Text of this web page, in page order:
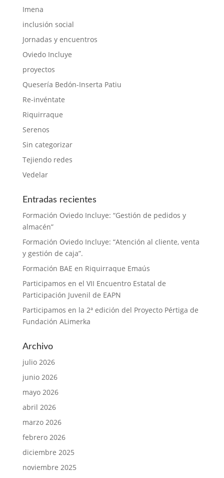
Imena
inclusión social
Jornadas y encuentros
Oviedo Incluye
proyectos
Quesería Bedón-Inserta Patiu
Re-invéntate
Riquirraque
Serenos
Sin categorizar
Tejiendo redes
Vedelar
Entradas recientes
Formación Oviedo Incluye: “Gestión de pedidos y
almacén”
Formación Oviedo Incluye: “Atención al cliente, venta
y gestión de caja”.
Formación BAE en Riquirraque Emaús
Participamos en el VII Encuentro Estatal de
Participación Juvenil de EAPN
Participamos en la 2ª edición del Proyecto Pértiga de
Fundación ALimerka
Archivo
julio 2026
junio 2026
mayo 2026
abril 2026
marzo 2026
febrero 2026
diciembre 2025
noviembre 2025